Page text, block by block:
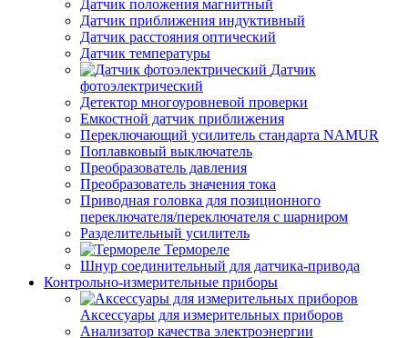
Датчик положения магнитный
Датчик приближения индуктивный
Датчик расстояния оптический
Датчик температуры
Датчик
фотоэлектрический
Детектор многоуровневой проверки
Емкостной датчик приближения
Переключающий усилитель стандарта NAMUR
Поплавковый выключатель
Преобразователь давления
Преобразователь значения тока
Приводная головка для позиционного
переключателя/переключателя с шарниром
Разделительный усилитель
Термореле
Шнур соединительный для датчика-привода
Контрольно-измерительные приборы
Аксессуары для измерительных приборов
Анализатор качества электроэнергии